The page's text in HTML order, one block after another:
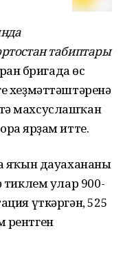
табиптары
бригада өс
хеҙмәттәштәренә
махсуслашҡан
ярҙам итте.
яҡын дауахананы
улар 900-
үткәргән, 525
рентген